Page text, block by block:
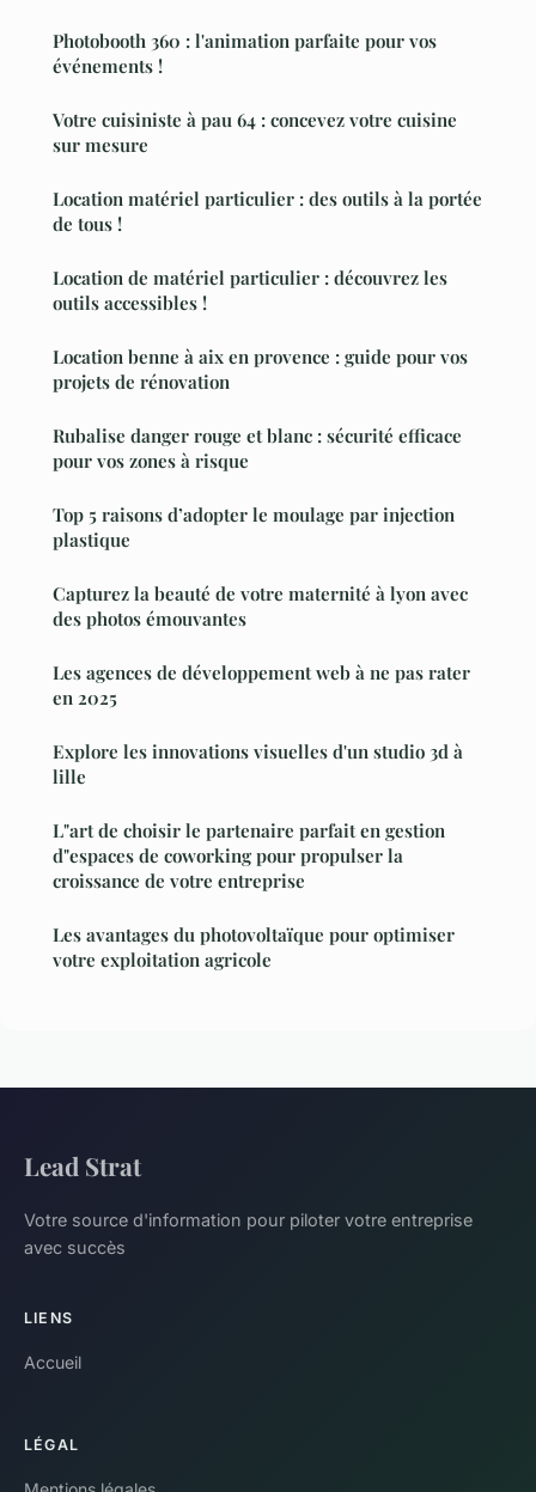
Photobooth 360 : l'animation parfaite pour vos
événements !
Votre cuisiniste à pau 64 : concevez votre cuisine
sur mesure
Location matériel particulier : des outils à la portée
de tous !
Location de matériel particulier : découvrez les
outils accessibles !
Location benne à aix en provence : guide pour vos
projets de rénovation
Rubalise danger rouge et blanc : sécurité efficace
pour vos zones à risque
Top 5 raisons d’adopter le moulage par injection
plastique
Capturez la beauté de votre maternité à lyon avec
des photos émouvantes
Les agences de développement web à ne pas rater
en 2025
Explore les innovations visuelles d'un studio 3d à
lille
L"art de choisir le partenaire parfait en gestion
d"espaces de coworking pour propulser la
croissance de votre entreprise
Les avantages du photovoltaïque pour optimiser
votre exploitation agricole
Lead Strat
Votre source d'information pour piloter votre entreprise
avec succès
LIENS
Accueil
LÉGAL